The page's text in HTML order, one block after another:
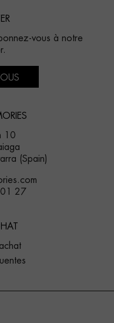
vous à notre
10
(Spain)
27